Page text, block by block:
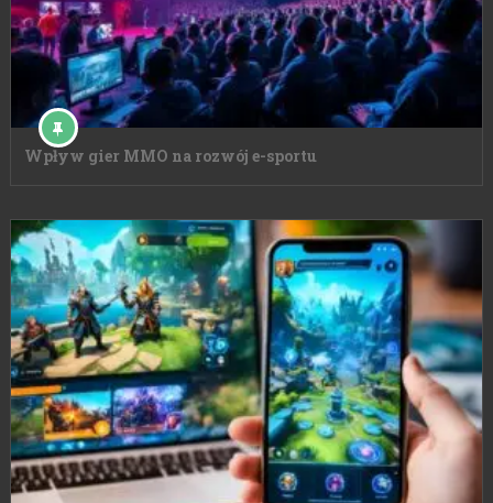
Wpływ gier MMO na rozwój e-sportu